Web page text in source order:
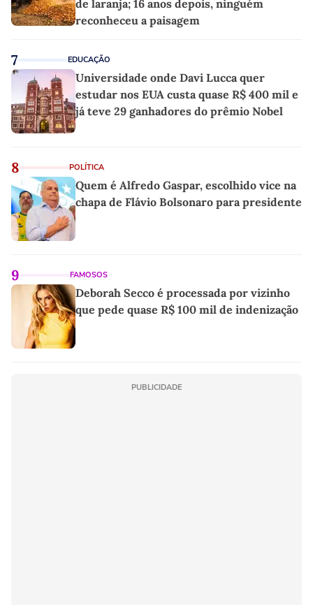
de laranja; 16 anos depois, ninguém
reconheceu a paisagem
7 EDUCAÇÃO
Universidade onde Davi Lucca quer
estudar nos EUA custa quase R$ 400 mil e
já teve 29 ganhadores do prêmio Nobel
8 POLÍTICA
Quem é Alfredo Gaspar, escolhido vice na
chapa de Flávio Bolsonaro para presidente
9 FAMOSOS
Deborah Secco é processada por vizinho
que pede quase R$ 100 mil de indenização
PUBLICIDADE